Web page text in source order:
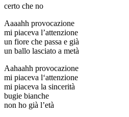
certo che no
Aaaahh provocazione
mi piaceva l’attenzione
un fiore che passa e già
un ballo lasciato a metà
Aahaahh provocazione
mi piaceva l‘attenzione
mi piaceva la sincerità
bugie bianche
non ho già l’età